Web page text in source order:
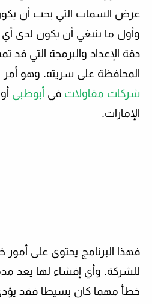
عرض السمات التي يجب أن يكون
وأول ما ينبغي أن يكون لدى
دقة الإعداد والبرمجة التي قد
المحافظة على سريته. وهو أمر
شركات مقاولات في أبوظبي
الإمارات.
فهذا البرنامج يحتوي على أمور
للشركة. وأي إفشاء لها يعد
خطأ مهما كان بسيطا فقد